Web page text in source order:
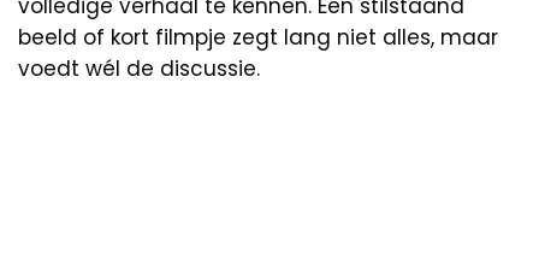
volledige verhaal te kennen. Een stilstaand
beeld of kort filmpje zegt lang niet alles, maar
voedt wél de discussie.